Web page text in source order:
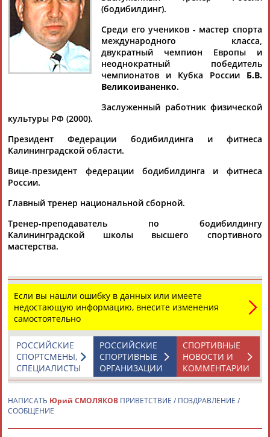
Аслаудин
АБАЕВ
Елена
АБАИМОВА
Мария
АБАКУМОВА
Юлия
АБАЛАКИНА
АБАСОВА
АБАЧАРАЕВ
АБАШИДЗЕ
Флюра
АББАТЕ-
Татьяна
АББЯСОВА
Акжана
АБДИКАРИМОВА
Артур
АБДРАХМАНОВ
Каримжан
АБДРАХМАНОВ
Аделя
Андрей
Герман
(бодибилдинг).
Среди его учеников - мастер спорта
международного класса,
двукратный чемпион Европы и
неоднократный победитель
чемпионатов и Кубка России Б.В.
Великоиваненко.
Заслуженный работник физической
культуры РФ (2000).
Президент Федерации бодибилдинга и фитнеса
Калининградской области.
Вице-президент федерации бодибилдинга и фитнеса
России.
Главный тренер национальной сборной.
Тренер-преподаватель по бодибилдингу
Калининградской школы высшего спортивного
мастерства.
Если вы нашли ошибку в данных или имеете
недостающую информацию, внесите изменения
самостоятельно
СПОРТИВНЫЕ
НОВОСТИ И
КОММЕНТАРИИ
РОССИЙСКИЕ
СПОРТИВНЫЕ
ОРГАНИЗАЦИИ
РОССИЙСКИЕ
СПОРТСМЕНЫ,
СПЕЦИАЛИСТЫ
НАПИСАТЬ Юрий СМОЛЯКОВ ПРИВЕТСТВИЕ / ПОЗДРАВЛЕНИЕ /
СООБЩЕНИЕ